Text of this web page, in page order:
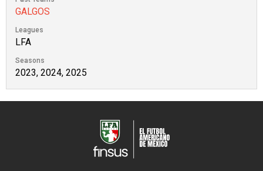
GALGOS
Leagues
LFA
Seasons
2023, 2024, 2025